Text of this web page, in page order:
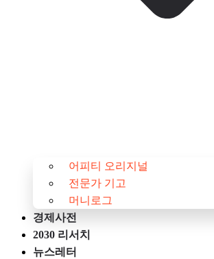
어피티 오리지널
전문가 기고
머니로그
경제사전
2030 리서치
뉴스레터